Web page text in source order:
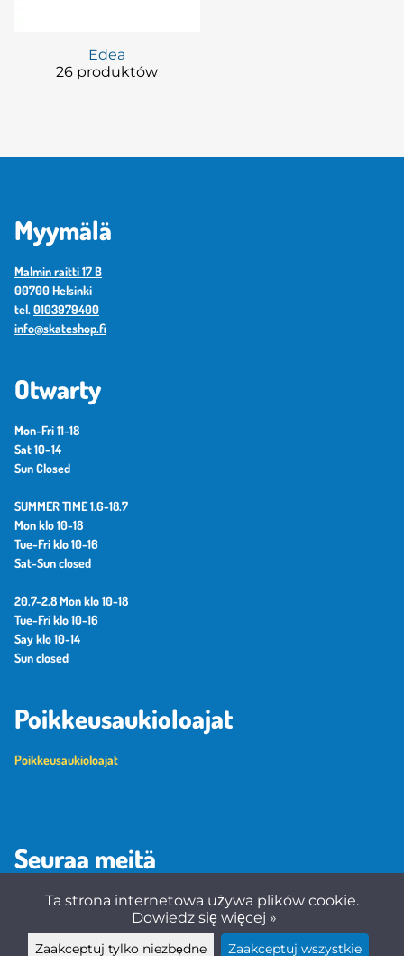
Edea
26 produktów
Myymälä
Malmin raitti 17 B
00700 Helsinki
tel. 0103979400
info@skateshop.fi
Otwarty
Mon-Fri 11-18
Sat 10–14
Sun Closed
SUMMER TIME 1.6-18.7
Mon klo 10-18
Tue-Fri klo 10-16
Sat-Sun closed
20.7-2.8 Mon klo 10-18
Tue-Fri klo 10-16
Say klo 10-14
Sun closed
Poikkeusaukioloajat
Poikkeusaukioloajat
Seuraa meitä
Ta strona internetowa używa plików cookie.
Dowiedz się więcej »
Zaakceptuj tylko niezbędne Zaakceptuj wszystkie